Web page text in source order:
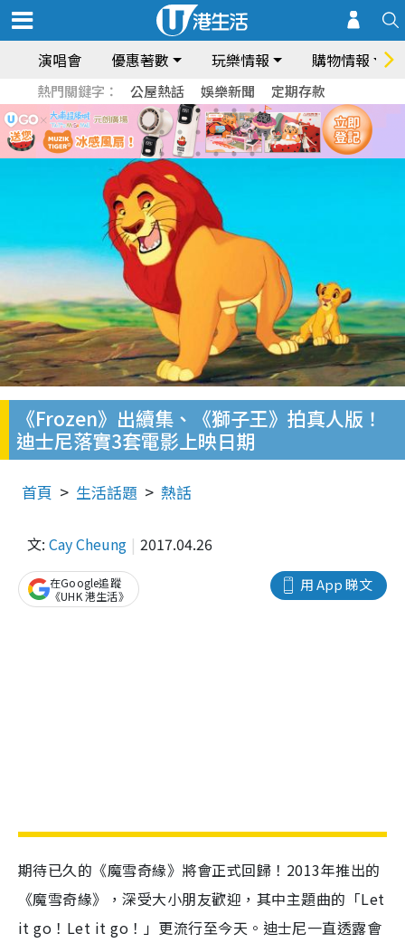
演唱會 優惠著數 玩樂情報 購物情報
熱門關鍵字： 公屋熱話 娛樂新聞 定期存款
《Frozen》出續集、《獅子王》拍真人版！
迪士尼落實3套電影上映日期
首頁 生活話題 熱話
文: Cay Cheung 2017.04.26
用 App 睇文
在Google追蹤
《UHK 港生活》
期待已久的《魔雪奇緣》將會正式回歸！2013年推出的
《魔雪奇緣》，深受大小朋友歡迎，其中主題曲的「Let
it go！Let it go！」更流行至今天。迪士尼一直透露會